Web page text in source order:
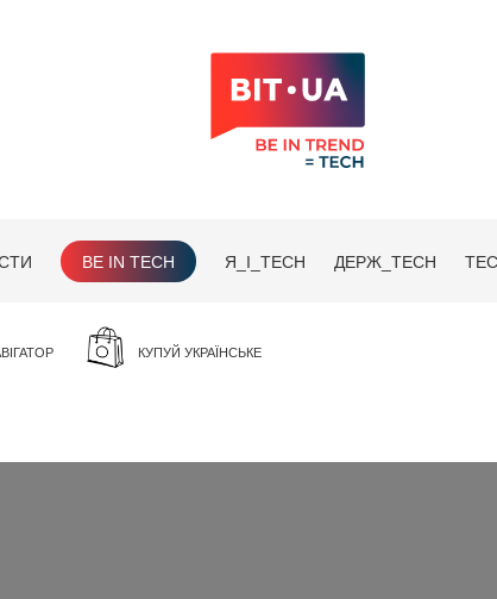
BE IN TECH Я_І_TECH ДЕРЖ_TECH
КУПУЙ УКРАЇНСЬКЕ